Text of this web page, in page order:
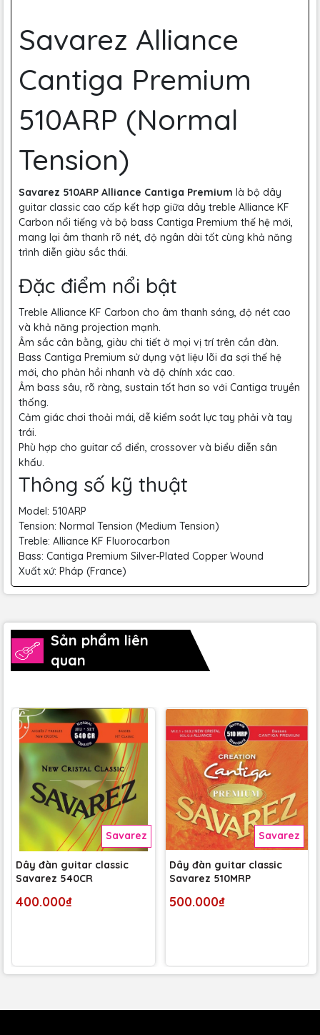
Savarez Alliance
Cantiga Premium
510ARP (Normal
Tension)
Savarez 510ARP Alliance Cantiga Premium là bộ dây
guitar classic cao cấp kết hợp giữa dây treble Alliance KF
Carbon nổi tiếng và bộ bass Cantiga Premium thế hệ mới,
mang lại âm thanh rõ nét, độ ngân dài tốt cùng khả năng
trình diễn giàu sắc thái.
Đặc điểm nổi bật
Treble Alliance KF Carbon cho âm thanh sáng, độ nét cao
và khả năng projection mạnh.
Âm sắc cân bằng, giàu chi tiết ở mọi vị trí trên cần đàn.
Bass Cantiga Premium sử dụng vật liệu lõi đa sợi thế hệ
mới, cho phản hồi nhanh và độ chính xác cao.
Âm bass sâu, rõ ràng, sustain tốt hơn so với Cantiga truyền
thống.
Cảm giác chơi thoải mái, dễ kiểm soát lực tay phải và tay
trái.
Phù hợp cho guitar cổ điển, crossover và biểu diễn sân
khấu.
Thông số kỹ thuật
Model: 510ARP
Tension: Normal Tension (Medium Tension)
Treble: Alliance KF Fluorocarbon
Bass: Cantiga Premium Silver-Plated Copper Wound
Xuất xứ: Pháp (France)
Sản phẩm liên
quan
Savarez
Dây đàn guitar classic
Savarez 540CR
400.000₫
Savarez
Dây đàn guitar classic
Savarez 510MRP
500.000₫